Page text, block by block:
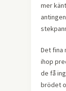
mer
Det fina
ihop
de få
brödet